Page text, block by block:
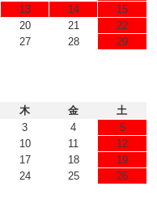
13 14
15
20 21
22
27 28
29
木 金
土
3 4
5
10 11
12
17 18
19
24 25
26